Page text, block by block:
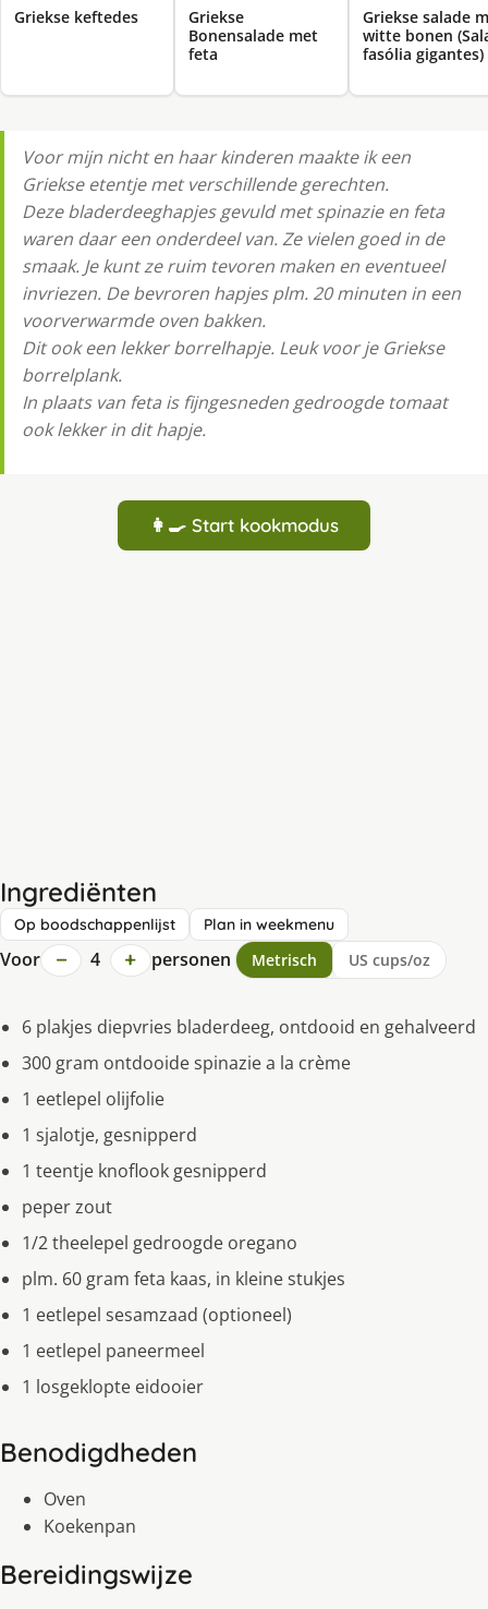
Griekse keftedes
Griekse
Bonensalade met
feta
Griekse salade
witte bonen
fasólia gigantes)
Voor mijn nicht en haar kinderen maakte ik een
Griekse etentje met verschillende gerechten.
Deze bladerdeeghapjes gevuld met spinazie en feta
waren daar een onderdeel van. Ze vielen goed in de
smaak. Je kunt ze ruim tevoren maken en eventueel
invriezen. De bevroren hapjes plm. 20 minuten in een
voorverwarmde oven bakken.
Dit ook een lekker borrelhapje. Leuk voor je Griekse
borrelplank.
In plaats van feta is fijngesneden gedroogde tomaat
ook lekker in dit hapje.
👩‍🍳 Start kookmodus
Ingrediënten
Op boodschappenlijst Plan in weekmenu
Voor − 4 + personen Metrisch US cups/oz
6 plakjes diepvries bladerdeeg, ontdooid en gehalveerd
300 gram ontdooide spinazie a la crème
1 eetlepel olijfolie
1 sjalotje, gesnipperd
1 teentje knoflook gesnipperd
peper zout
1/2 theelepel gedroogde oregano
plm. 60 gram feta kaas, in kleine stukjes
1 eetlepel sesamzaad (optioneel)
1 eetlepel paneermeel
1 losgeklopte eidooier
Benodigdheden
Oven
Koekenpan
Bereidingswijze